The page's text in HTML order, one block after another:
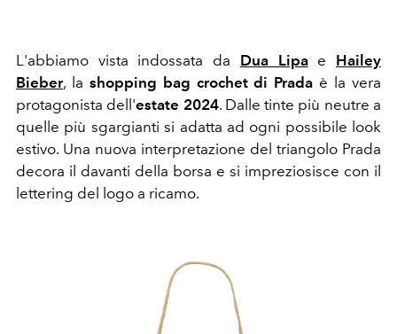
L'abbiamo vista indossata da Dua Lipae Hailey
Bieber, la shopping bag crochet di Prada è la vera
protagonista dell'estate 2024. Dalle tinte più neutre a
quelle più sgargianti si adatta ad ogni possibile look
estivo. Una nuova interpretazione del triangolo Prada
decora il davanti della borsa e si impreziosisce con il
lettering del logo a ricamo.